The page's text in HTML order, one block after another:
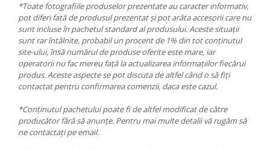
*Toate fotografiile produselor prezentate au caracter informativ,
pot diferi față de produsul prezentat și pot arăta accesorii care nu
sunt incluse în pachetul standard al produsului. Aceste situații
sunt rar întâlnite, probabil un procent de 1% din tot conținutul
site-ului, însă numărul de produse oferite este mare, iar
operatorii nu fac mereu față la actualizarea informațiilor fiecărui
produs. Aceste aspecte se pot discuta de altfel când o să fiți
contactat pentru confirmarea comenzii, daca este cazul.
*Conținutul pachetului poate fi de altfel modificat de către
producător fără să anunțe. Pentru mai multe detalii vă rugăm să
ne contactați pe email.